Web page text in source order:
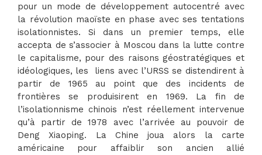
pour un mode de développement autocentré avec
la révolution maoïste en phase avec ses tentations
isolationnistes. Si dans un premier temps, elle
accepta de s’associer à Moscou dans la lutte contre
le capitalisme, pour des raisons géostratégiques et
idéologiques, les liens avec l’URSS se distendirent à
partir de 1965 au point que des incidents de
frontières se produisirent en 1969. La fin de
l’isolationnisme chinois n’est réellement intervenue
qu’à partir de 1978 avec l’arrivée au pouvoir de
Deng Xiaoping. La Chine joua alors la carte
américaine pour affaiblir son ancien allié